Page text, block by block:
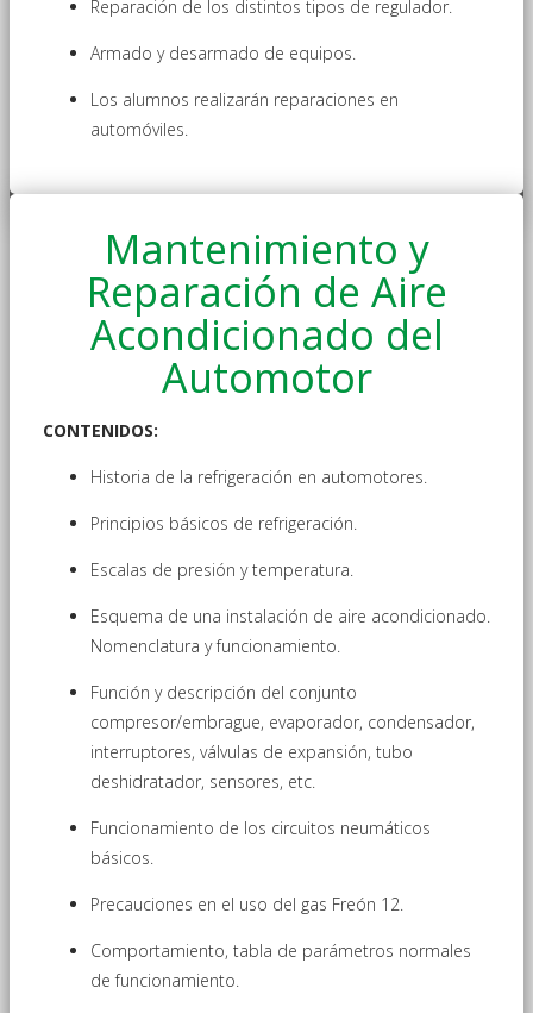
Reparación de los distintos tipos de regulador.
Armado y desarmado de equipos.
Los alumnos realizarán reparaciones en
automóviles.
Mantenimiento y
Reparación de Aire
Acondicionado del
Automotor
CONTENIDOS:
Historia de la refrigeración en automotores.
Principios básicos de refrigeración.
Escalas de presión y temperatura.
Esquema de una instalación de aire acondicionado.
Nomenclatura y funcionamiento.
Función y descripción del conjunto
compresor/embrague, evaporador, condensador,
interruptores, válvulas de expansión, tubo
deshidratador, sensores, etc.
Funcionamiento de los circuitos neumáticos
básicos.
Precauciones en el uso del gas Freón 12.
Comportamiento, tabla de parámetros normales
de funcionamiento.